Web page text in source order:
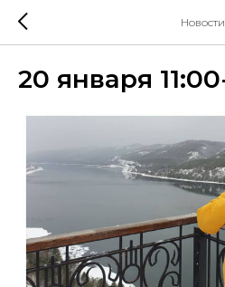
Новости
20 января